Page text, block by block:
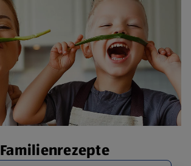
Familienrezepte